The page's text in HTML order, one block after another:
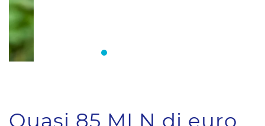
Consorzi irrigui e di miglioramento
Quasi 85 MLN di euro